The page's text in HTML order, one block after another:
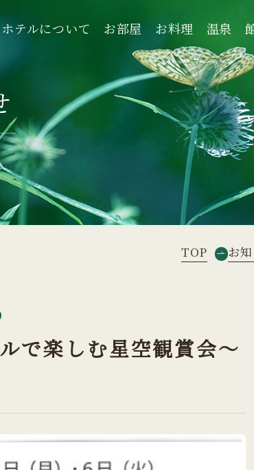
ホテルについて お部屋 お料理 温泉
ホテルについて お部屋 お料理 温泉
TOP お
で楽しむ星空観賞会～